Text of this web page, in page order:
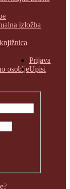
izložba
osoblje
Prijava
Upisi